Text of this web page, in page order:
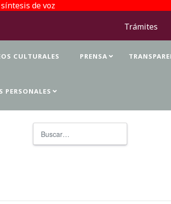
de voz
Trámites
CULTURALES PRENSA
PERSONALES